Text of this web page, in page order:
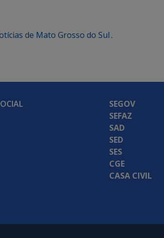
de Mato Grosso do Sul .
SEGOV
SEFAZ
SAD
SED
SES
CGE
CASA CIVIL